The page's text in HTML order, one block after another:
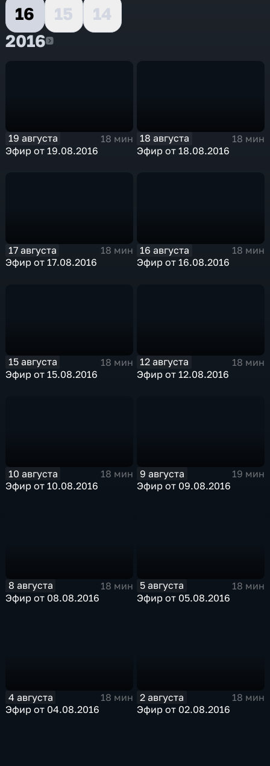
16
15
14
20162016
19 августа
18 мин
Эфир от 19.08.2016
18 августа
18 мин
Эфир от 18.08.2016
17 августа
18 мин
Эфир от 17.08.2016
16 августа
18 мин
Эфир от 16.08.2016
15 августа
18 мин
Эфир от 15.08.2016
12 августа
18 мин
Эфир от 12.08.2016
10 августа
18 мин
Эфир от 10.08.2016
9 августа
19 мин
Эфир от 09.08.2016
8 августа
18 мин
Эфир от 08.08.2016
5 августа
18 мин
Эфир от 05.08.2016
4 августа
18 мин
Эфир от 04.08.2016
2 августа
18 мин
Эфир от 02.08.2016